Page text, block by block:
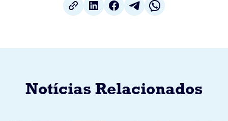
Notícias Relacionados